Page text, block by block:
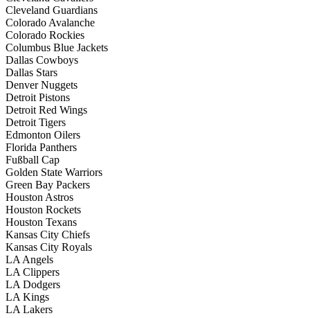
Cleveland Guardians
Colorado Avalanche
Colorado Rockies
Columbus Blue Jackets
Dallas Cowboys
Dallas Stars
Denver Nuggets
Detroit Pistons
Detroit Red Wings
Detroit Tigers
Edmonton Oilers
Florida Panthers
Fußball Cap
Golden State Warriors
Green Bay Packers
Houston Astros
Houston Rockets
Houston Texans
Kansas City Chiefs
Kansas City Royals
LA Angels
LA Clippers
LA Dodgers
LA Kings
LA Lakers